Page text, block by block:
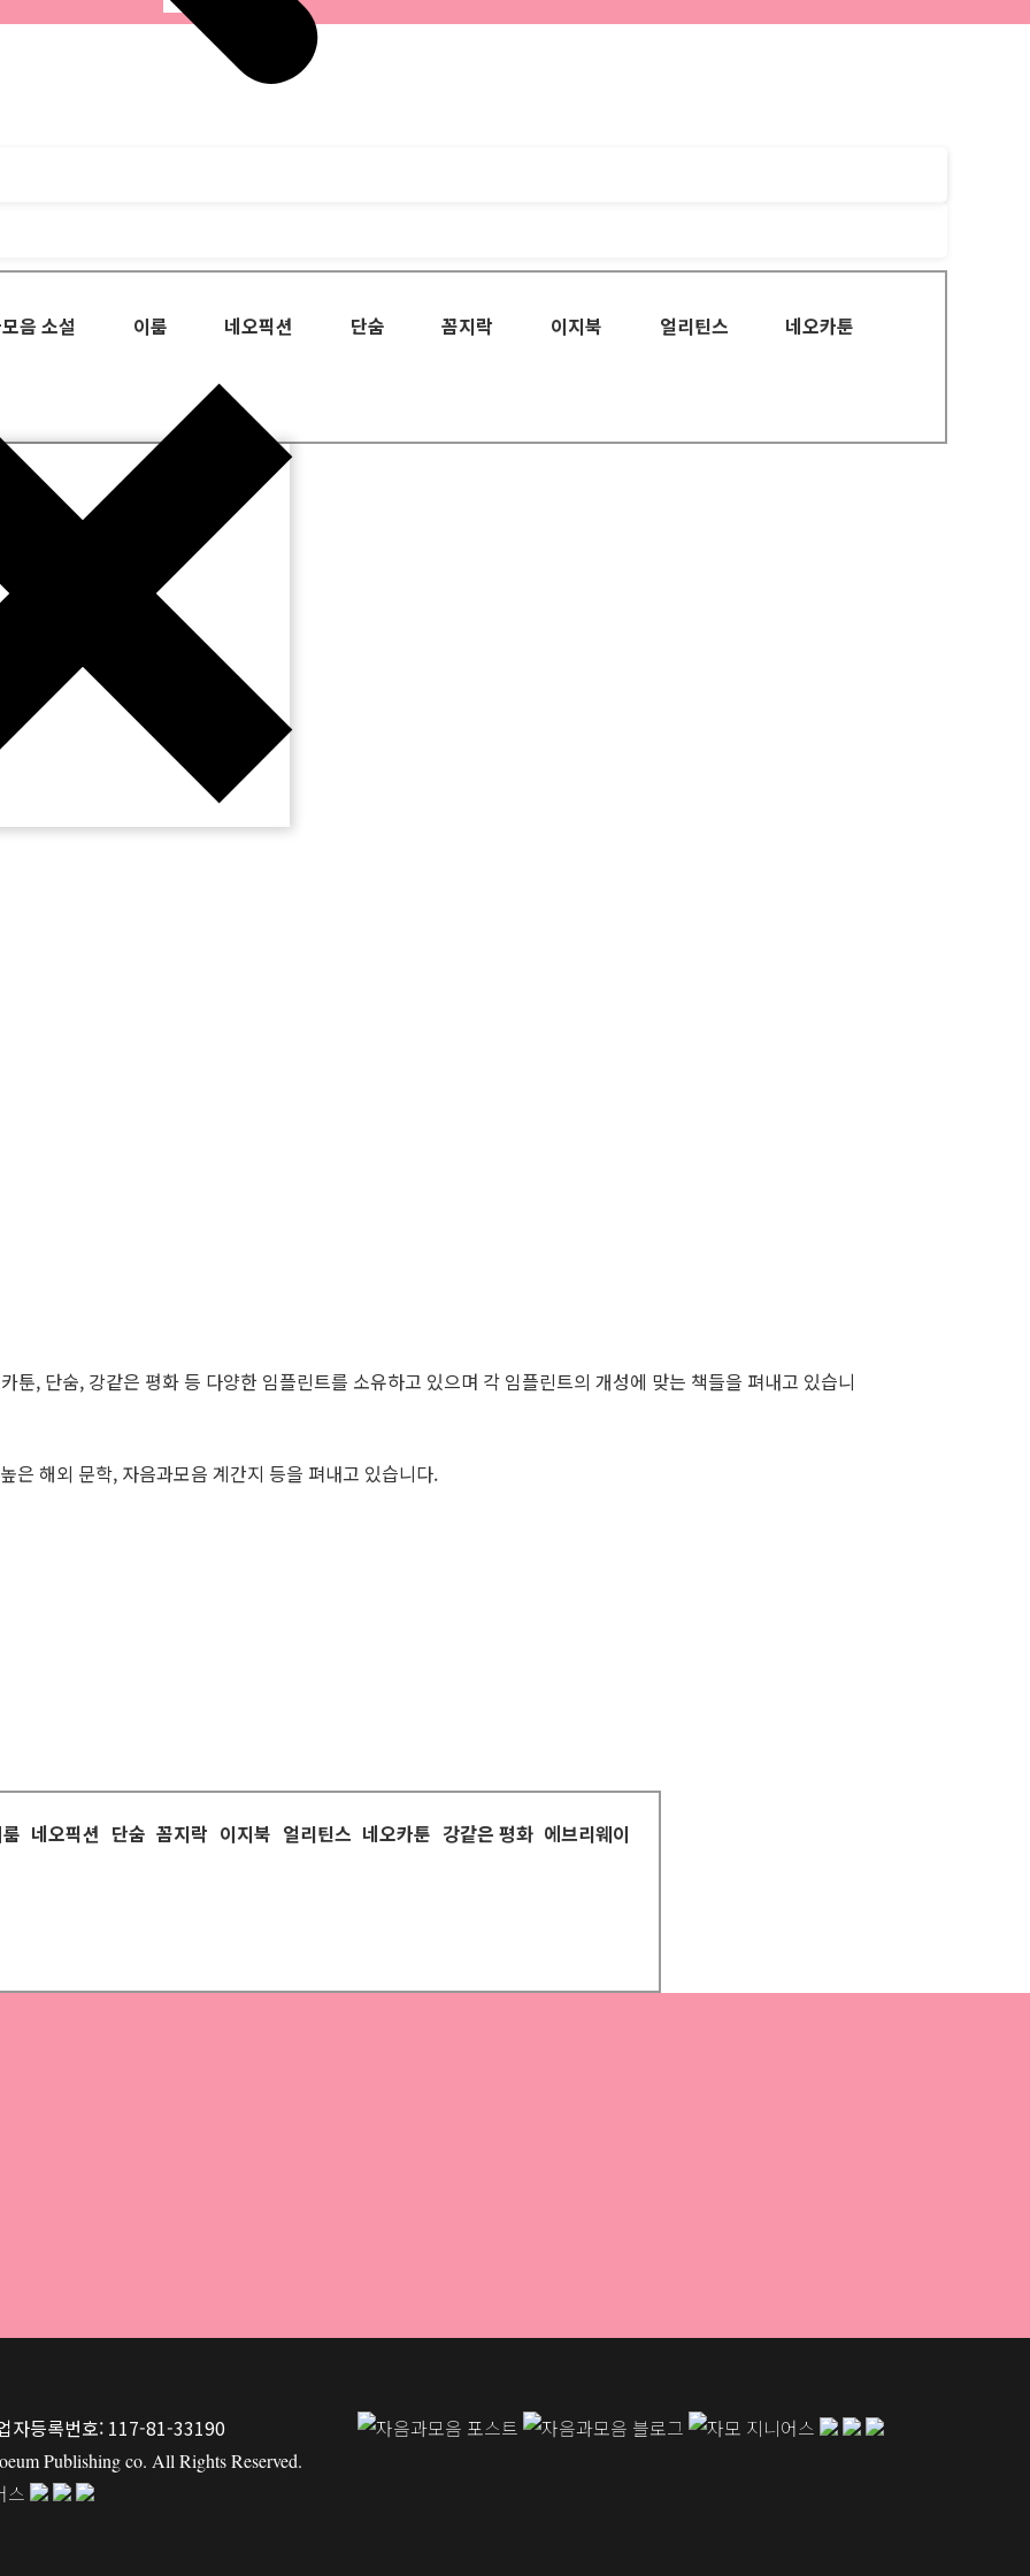
음 소설 이룸 네오픽션 단숨 꼼지락 이지북 얼리틴스 네오카툰
툰, 단숨, 강같은 평화 등 다양한 임플린트를 소유하고 있으며 각 임플린트의 개성에 맞는 책들을 펴내고 있습니
은 해외 문학, 자음과모음 계간지 등을 펴내고 있습니다.
네오픽션 단숨 꼼지락 이지북 얼리틴스 네오카툰 강같은 평화 에브리웨이
자등록번호: 117-81-33190
Publishing co. All Rights Reserved.